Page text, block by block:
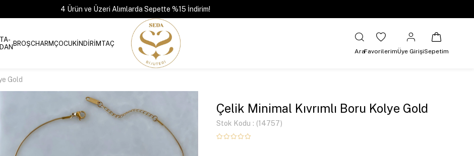
4 Ürün ve Üzeri Alımlarda Sepette %15 İndirim!
BROŞCHARMÇOCUKİNDİRİMTAÇ
AraFavorilerimÜye GirişiSepetim
Gold
Çelik Minimal Kıvrımlı Boru Kolye Gold
Stok Kodu (14757)